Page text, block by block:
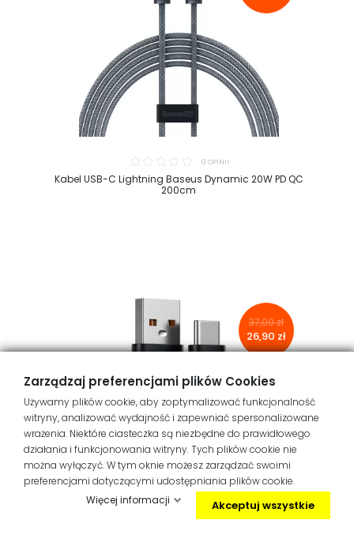
0 OPINII
Kabel USB-C Lightning Baseus Dynamic 20W PD QC
200cm
0 OPINII
37,00 zł
26,90 zł
Zarządzaj preferencjami plików Cookies
Używamy plików cookie, aby zoptymalizować funkcjonalność
witryny, analizować wydajność i zapewniać spersonalizowane
wrażenia. Niektóre ciasteczka są niezbędne do prawidłowego
działania i funkcjonowania witryny. Tych plików cookie nie
można wyłączyć. W tym oknie możesz zarządzać swoimi
preferencjami dotyczącymi udostępniania plików cookie.
Więcej informacji
Akceptuj wszystkie